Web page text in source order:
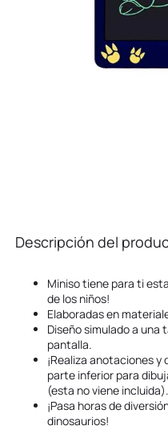
Descripción del
Miniso tiene para ti
de los niños!
Elaboradas en
Diseño simulado a
pantalla.
¡Realiza anotaciones
parte inferior para
(esta no viene incluida).
¡Pasa horas de
dinosaurios!